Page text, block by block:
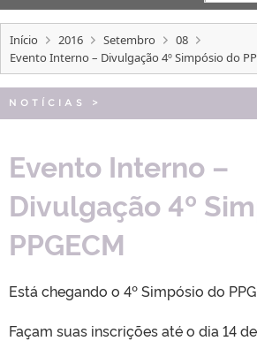
EDITAIS
INTERNACIONAL
Início 2016 Setembro
08
Evento Interno – Divulgação 4º Simpósio do
NOTÍCIAS >
Evento Interno –
Divulgação 4º
PPGECM
Está chegando o 4º Simpósio do
Façam suas inscrições até o dia 14